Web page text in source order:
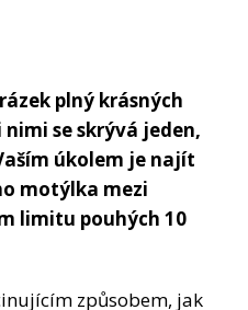
plný krásných
se skrývá jeden,
úkolem je najít
motýlka mezi
limitu pouhých 10
způsobem, jak